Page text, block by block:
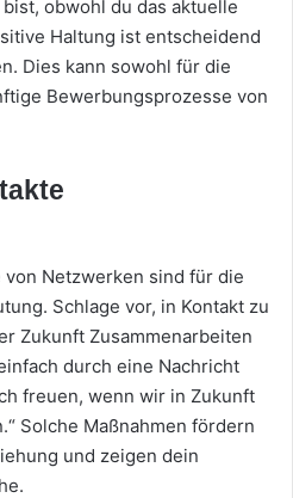
obwohl du das aktuelle
Haltung ist entscheidend
Dies kann sowohl für die
Bewerbungsprozesse von
Netzwerken sind für die
Schlage vor, in Kontakt zu
Zukunft Zusammenarbeiten
durch eine Nachricht
freuen, wenn wir in Zukunft
Solche Maßnahmen fördern
und zeigen dein